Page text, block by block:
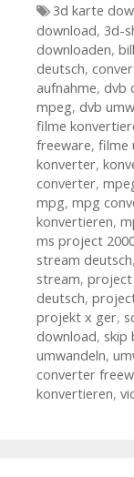
Tags
3d karte
download, 3d-
downloaden,
deutsch,
aufnahme, dvb
mpeg, dvb
filme
freeware, filme
konverter,
converter,
mpg, mpg
konvertieren,
ms project
stream deutsch,
stream, project
deutsch,
projekt x ger,
download, skip
umwandeln,
converter
konvertieren,